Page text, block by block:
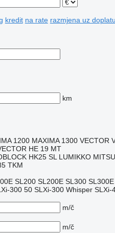
kredit na rate razmjena uz
km
1200 MAXIMA 1300 VECTOR
HE 19 MT
HK25 SL LUMIKKO
TKM
SL200 SL200E SL300 SL300E
300 50 SLXi-300 Whisper SLXi-
m/č
m/č